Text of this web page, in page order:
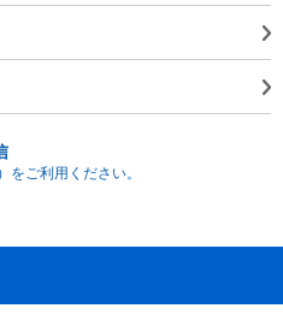
をご利用ください。